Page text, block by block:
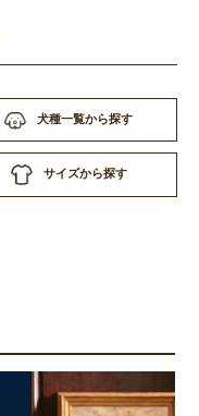
犬種一覧から探す
サイズから探す